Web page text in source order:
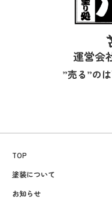
運営会
”売る”の
TOP
塗装について
お知らせ